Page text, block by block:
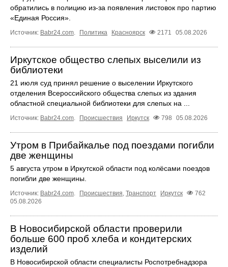
обратились в полицию из-за появления листовок про партию
«Единая Россия».
Источник: Babr24.com Политика Красноярск 2171 05.08.2026
Иркутское общество слепых выселили из
библиотеки
21 июля суд принял решение о выселении Иркутского
отделения Всероссийского общества слепых из здания
областной специальной библиотеки для слепых на ...
Источник: Babr24.com Происшествия Иркутск 798 05.08.2026
Утром в Прибайкалье под поездами погибли
две женщины
5 августа утром в Иркутской области под колёсами поездов
погибли две женщины.
Источник: Babr24.com. Происшествия, Транспорт Иркутск
762
05.08.2026
В Новосибирской области проверили
больше 600 проб хлеба и кондитерских
изделий
В Новосибирской области специалисты Роспотребнадзора